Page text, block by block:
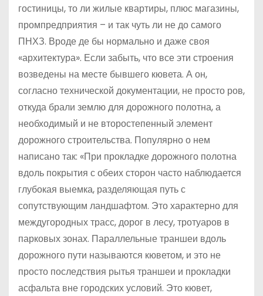
гостиницы, то ли жилые квартиры, плюс магазины,
промпредприятия – и так чуть ли не до самого
ПНХЗ. Вроде де бы нормально и даже своя
«архитектура». Если забыть, что все эти строения
возведены на месте бывшего кювета. А он,
согласно технической документации, не просто ров,
откуда брали землю для дорожного полотна, а
необходимый и не второстепенный элемент
дорожного строительства. Популярно о нем
написано так: «При прокладке дорожного полотна
вдоль покрытия с обеих сторон часто наблюдается
глубокая выемка, разделяющая путь с
сопутствующим ландшафтом. Это характерно для
междугородных трасс, дорог в лесу, тротуаров в
парковых зонах. Параллельные траншеи вдоль
дорожного пути называются кюветом, и это не
просто последствия рытья траншеи и прокладки
асфальта вне городских условий. Это кювет,